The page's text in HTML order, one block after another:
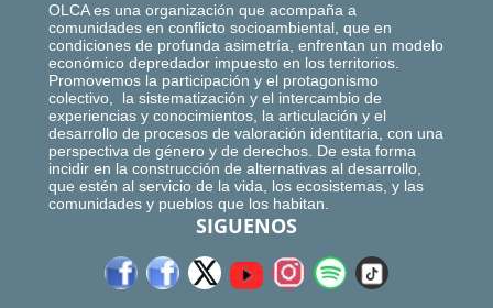
OLCA es una organización que acompaña a
comunidades en conflicto socioambiental, que en
condiciones de profunda asimetría, enfrentan un modelo
económico depredador impuesto en los territorios.
Promovemos la participación y el protagonismo
colectivo, la sistematización y el intercambio de
experiencias y conocimientos, la articulación y el
desarrollo de procesos de valoración identitaria, con una
perspectiva de género y de derechos. De esta forma
incidir en la construcción de alternativas al desarrollo,
que estén al servicio de la vida, los ecosistemas, y las
comunidades y pueblos que los habitan.
SIGUENOS